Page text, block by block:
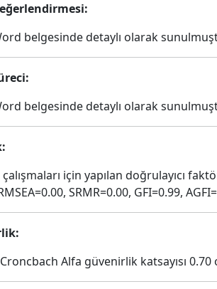
belgesinde detaylı olarak
belgesinde detaylı olarak
için yapılan doğrulayıcı
SRMR=0.00, GFI=0.99,
Alfa güvenirlik katsayısı